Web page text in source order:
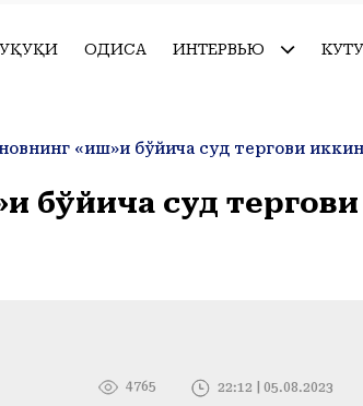
ҲОДИСА ИНТЕРВЬЮ
бўйича суд тергови
4765 22:12 | 05.08.2023